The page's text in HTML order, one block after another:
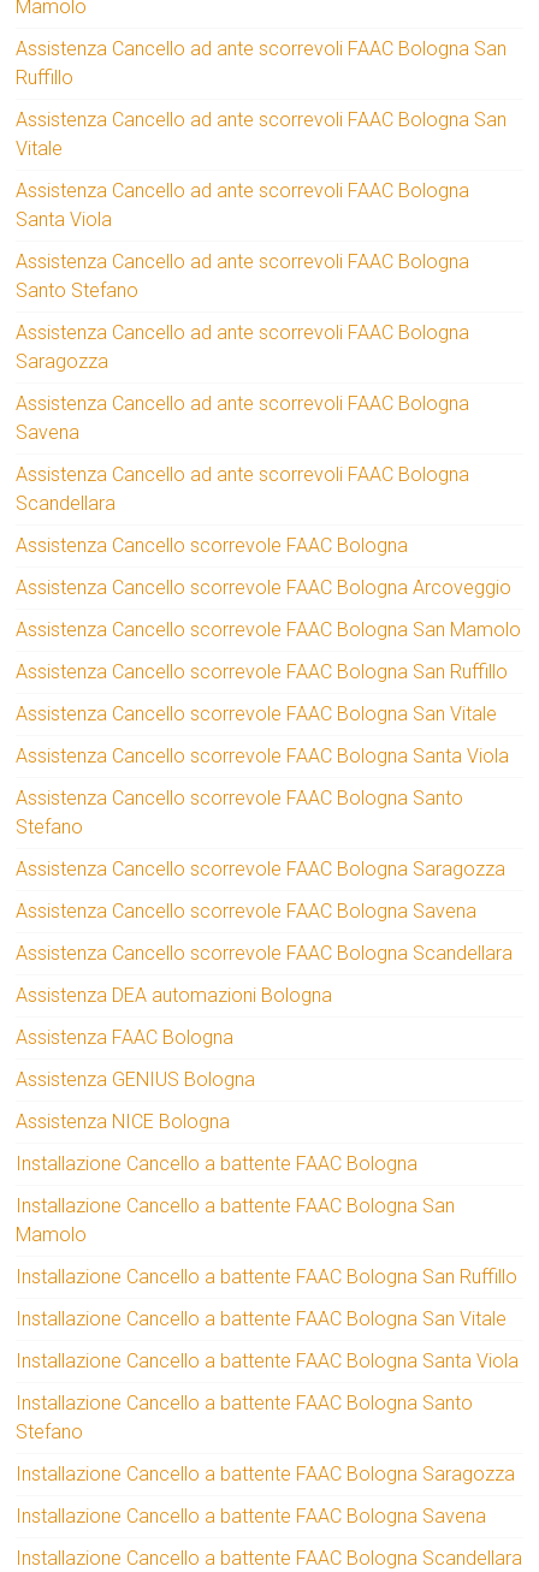
Mamolo
Assistenza Cancello ad ante scorrevoli FAAC Bologna San
Ruffillo
Assistenza Cancello ad ante scorrevoli FAAC Bologna San
Vitale
Assistenza Cancello ad ante scorrevoli FAAC Bologna
Santa Viola
Assistenza Cancello ad ante scorrevoli FAAC Bologna
Santo Stefano
Assistenza Cancello ad ante scorrevoli FAAC Bologna
Saragozza
Assistenza Cancello ad ante scorrevoli FAAC Bologna
Savena
Assistenza Cancello ad ante scorrevoli FAAC Bologna
Scandellara
Assistenza Cancello scorrevole FAAC Bologna
Assistenza Cancello scorrevole FAAC Bologna Arcoveggio
Assistenza Cancello scorrevole FAAC Bologna San Mamolo
Assistenza Cancello scorrevole FAAC Bologna San Ruffillo
Assistenza Cancello scorrevole FAAC Bologna San Vitale
Assistenza Cancello scorrevole FAAC Bologna Santa Viola
Assistenza Cancello scorrevole FAAC Bologna Santo
Stefano
Assistenza Cancello scorrevole FAAC Bologna Saragozza
Assistenza Cancello scorrevole FAAC Bologna Savena
Assistenza Cancello scorrevole FAAC Bologna Scandellara
Assistenza DEA automazioni Bologna
Assistenza FAAC Bologna
Assistenza GENIUS Bologna
Assistenza NICE Bologna
Installazione Cancello a battente FAAC Bologna
Installazione Cancello a battente FAAC Bologna San
Mamolo
Installazione Cancello a battente FAAC Bologna San Ruffillo
Installazione Cancello a battente FAAC Bologna San Vitale
Installazione Cancello a battente FAAC Bologna Santa Viola
Installazione Cancello a battente FAAC Bologna Santo
Stefano
Installazione Cancello a battente FAAC Bologna Saragozza
Installazione Cancello a battente FAAC Bologna Savena
Installazione Cancello a battente FAAC Bologna Scandellara